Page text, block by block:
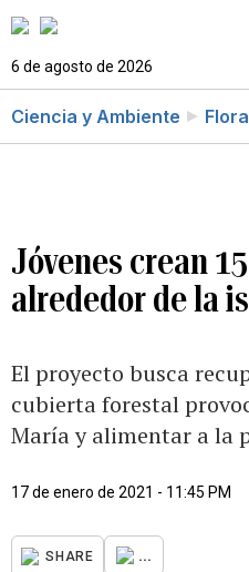
6 de agosto de 2026
Ciencia y Ambiente
Jóvenes crean
alrededor de la
El proyecto busca
cubierta forestal
María y alimentar a la
17 de enero de 2021 - 11:45 PM
SHARE ...